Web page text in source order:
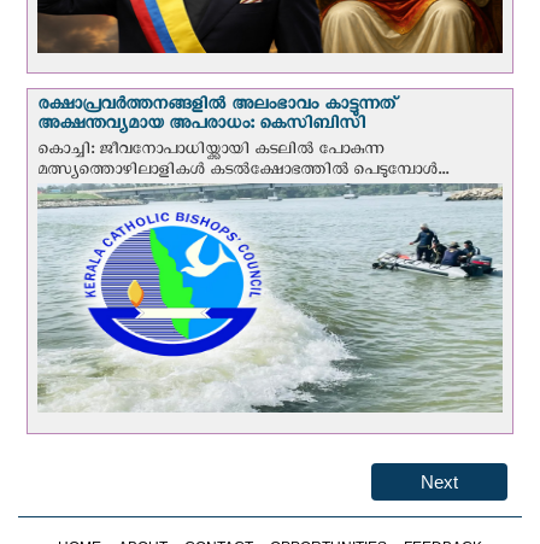
രക്ഷാപ്രവര്‍ത്തനങ്ങളില്‍ അലംഭാവം കാട്ടുന്നത്
അക്ഷന്തവ്യമായ അപരാധം: കെസിബിസി
കൊച്ചി: ജീവനോപാധിയ്ക്കായി കടലില്‍ പോകുന്ന
മത്സ്യത്തൊഴിലാളികള്‍ കടല്‍ക്ഷോഭത്തില്‍ പെടുമ്പോള്‍...
Next